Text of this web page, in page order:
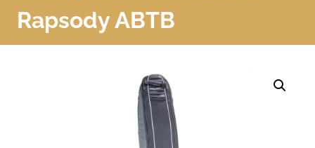
Rapsody ABTB